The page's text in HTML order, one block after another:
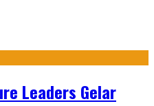
Leaders Gelar